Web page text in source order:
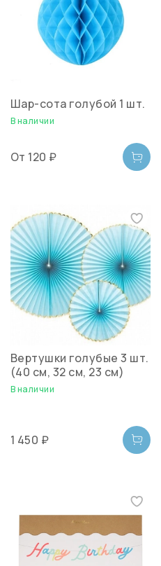
Шар-сота голубой 1 шт.
В наличии
От 120 ₽
Вертушки голубые 3 шт.
(40 см, 32 см, 23 см)
В наличии
1 450 ₽